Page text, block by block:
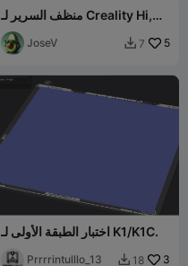
منظف السرير لـ Creality Hi,
Ender 3, K1C, K2 Pro, K2
PlusJoseV  7 5
اختبار الطبقة الأولى لـ K1/K1C.
Prrrrintulllo_13  18 3